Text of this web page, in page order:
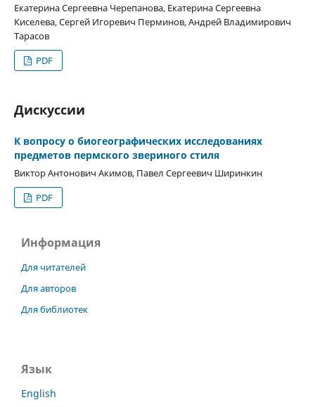
Екатерина Сергеевна Черепанова, Екатерина Сергеевна
Киселева, Сергей Игоревич Перминов, Андрей Владимирович
Тарасов
PDF
Дискуссии
К вопросу о биогеографических исследованиях
предметов пермского звериного стиля
Виктор Антонович Акимов, Павел Сергеевич Ширинкин
PDF
Информация
Для читателей
Для авторов
Для библиотек
Язык
English